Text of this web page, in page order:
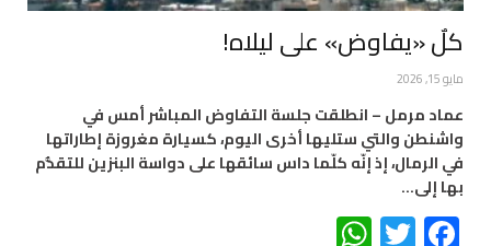
كلٌ «يفاوض» على ليلاه!
مايو 15, 2026
عماد مرمل – انطلقت جلسة التفاوض المباشر أمس في
واشنطن والتي ستليها أخرى اليوم، كسيارة مغروزة إطاراتها
في الرمال، إذ إنّه كلّما داس سائقها على دواسة البنزين للتقدُّم
بها إلى…